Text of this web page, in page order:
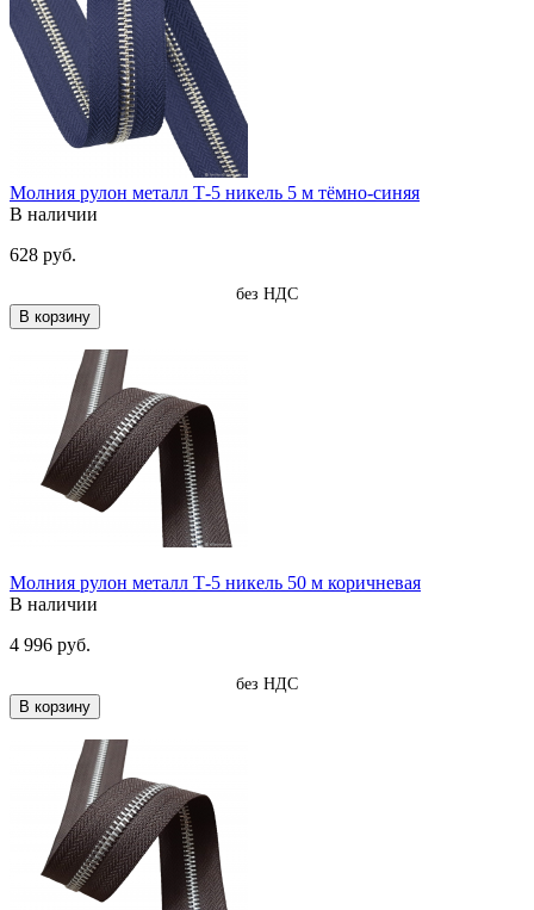
Молния рулон металл Т-5 никель 5 м тёмно-синяя
В наличии
628 руб.
без НДС
В корзину
Молния рулон металл Т-5 никель 50 м коричневая
В наличии
4 996 руб.
без НДС
В корзину